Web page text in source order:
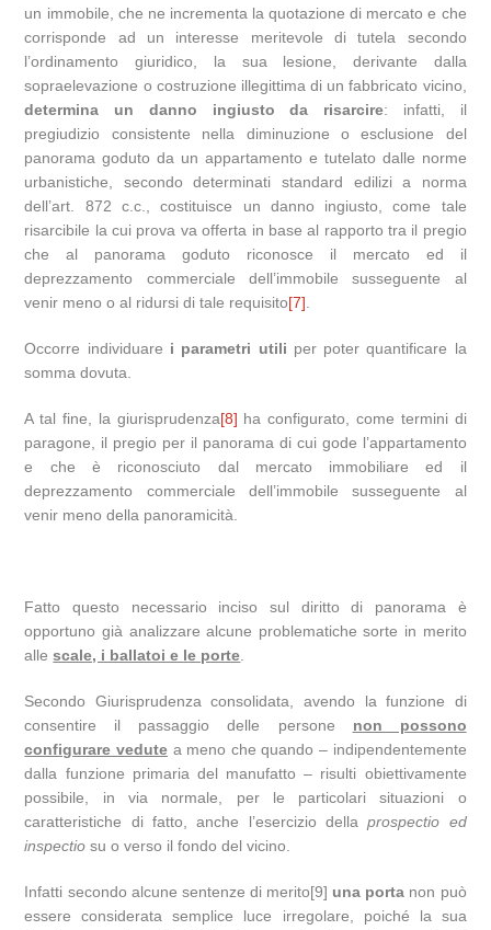
un immobile, che ne incrementa la quotazione di mercato e che
corrisponde ad un interesse meritevole di tutela secondo
l’ordinamento giuridico, la sua lesione, derivante dalla
sopraelevazione o costruzione illegittima di un fabbricato vicino,
determina un danno ingiusto da risarcire: infatti, il
pregiudizio consistente nella diminuzione o esclusione del
panorama goduto da un appartamento e tutelato dalle norme
urbanistiche, secondo determinati standard edilizi a norma
dell’art. 872 c.c., costituisce un danno ingiusto, come tale
risarcibile la cui prova va offerta in base al rapporto tra il pregio
che al panorama goduto riconosce il mercato ed il
deprezzamento commerciale dell’immobile susseguente al
venir meno o al ridursi di tale requisito[7].
Occorre individuare i parametri utili per poter quantificare la
somma dovuta.
A tal fine, la giurisprudenza[8] ha configurato, come termini di
paragone, il pregio per il panorama di cui gode l’appartamento
e che è riconosciuto dal mercato immobiliare ed il
deprezzamento commerciale dell’immobile susseguente al
venir meno della panoramicità.
Fatto questo necessario inciso sul diritto di panorama è
opportuno già analizzare alcune problematiche sorte in merito
allescale, i ballatoi e le porte.
Secondo Giurisprudenza consolidata, avendo la funzione di
consentire il passaggio delle persone non possono
configurare vedute a meno che quando – indipendentemente
dalla funzione primaria del manufatto – risulti obiettivamente
possibile, in via normale, per le particolari situazioni o
caratteristiche di fatto, anche l’esercizio dellaprospectio ed
inspectiosu o verso il fondo del vicino.
Infatti secondo alcune sentenze di merito[9] una porta non può
essere considerata semplice luce irregolare, poiché la sua